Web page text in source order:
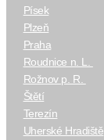
Písek
Plzeň
Praha
Roudnice n. L.
Rožnov p. R.
Štětí
Terezín
Uherské Hradiště